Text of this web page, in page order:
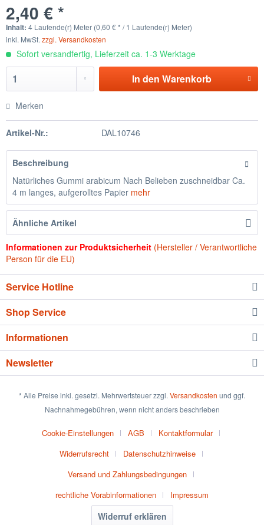
2,40 € *
Inhalt: 4 Laufende(r) Meter (0,60 € * / 1 Laufende(r) Meter)
inkl. MwSt. zzgl. Versandkosten
Sofort versandfertig, Lieferzeit ca. 1-3 Werktage
In den Warenkorb
Merken
Artikel-Nr.: DAL10746
Beschreibung
Natürliches Gummi arabicum Nach Belieben zuschneidbar Ca.
4 m langes, aufgerolltes Papier mehr
Ähnliche Artikel
Informationen zur Produktsicherheit (Hersteller / Verantwortliche
Person für die EU)
Service Hotline
Shop Service
Informationen
Newsletter
* Alle Preise inkl. gesetzl. Mehrwertsteuer zzgl. Versandkosten und ggf.
Nachnahmegebühren, wenn nicht anders beschrieben
Cookie-Einstellungen AGB
Kontaktformular
Widerrufsrecht
Datenschutzhinweise
Versand und Zahlungsbedingungen
rechtliche Vorabinformationen
Impressum
Widerruf erklären